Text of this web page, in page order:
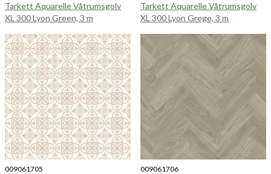
Tarkett Aquarelle Våtrumsgolv
XL 300 Lyon Green, 3 m
Tarkett Aquarelle Våtrumsgolv
XL 300 Lyon Grege, 3 m
009061705 009061706